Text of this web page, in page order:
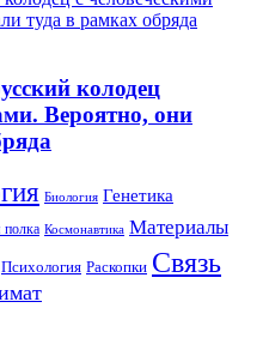
туда в рамках обряда
колодец
Вероятно, они
Биология Генетика
Космонавтика Материалы
Психология Раскопки Связь